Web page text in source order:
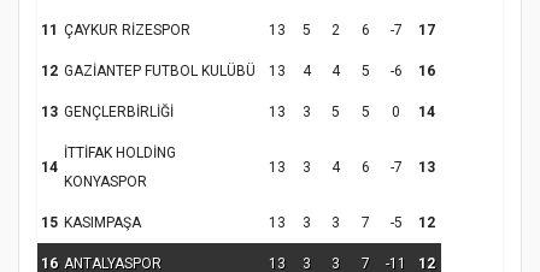
Türkiye’de insanlar dinle bağlarını
11 ÇAYKUR RİZESPOR 13 5 2 6 -7 17
12 GAZİANTEP FUTBOL KULÜBÜ 13 4 4 5 -6 16
13 GENÇLERBİRLİĞİ 13 3 5 5 0 14
14
İTTİFAK HOLDİNG
KONYASPOR
13 3 4 6 -7 13
15 KASIMPAŞA 13 3 3 7 -5 12
16 ANTALYASPOR 13 3 3 7 -11 12